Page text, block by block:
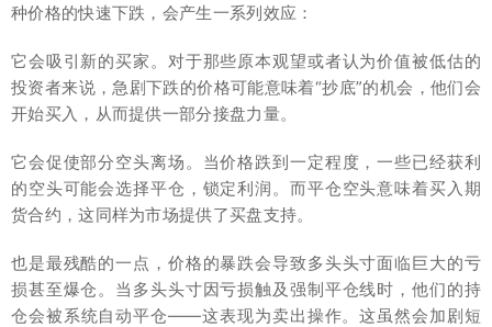
种价格的快速下跌，会产生一系列效应：
它会吸引新的买家。对于那些原本观望或者认为价值被低估的
投资者来说，急剧下跌的价格可能意味着“抄底”的机会，他们会
开始买入，从而提供一部分接盘力量。
它会促使部分空头离场。当价格跌到一定程度，一些已经获利
的空头可能会选择平仓，锁定利润。而平仓空头意味着买入期
货合约，这同样为市场提供了买盘支持。
也是最残酷的一点，价格的暴跌会导致多头头寸面临巨大的亏
损甚至爆仓。当多头头寸因亏损触及强制平仓线时，他们的持
仓会被系统自动平仓——这表现为卖出操作。这虽然会加剧短